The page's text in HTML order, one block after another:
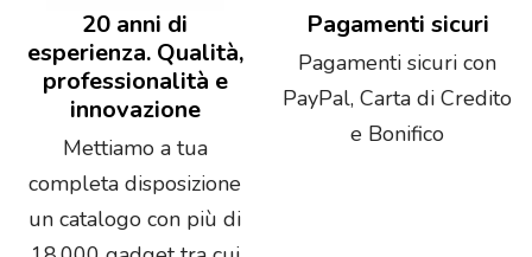
20 anni di
esperienza. Qualità,
professionalità e
innovazione
Mettiamo a tua
completa disposizione
un catalogo con più di
Pagamenti sicuri
Pagamenti sicuri con
PayPal, Carta di Credito
e Bonifico